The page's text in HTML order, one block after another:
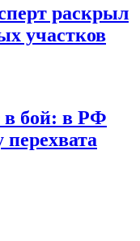
раскрыл
участков
в бой: в РФ
перехвата